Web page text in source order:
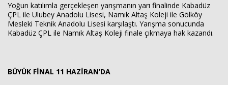
Yoğun katılımla gerçekleşen yarışmanın yarı finalinde Kabadüz
ÇPL ile Ulubey Anadolu Lisesi, Namık Altaş Koleji ile Gölköy
Mesleki Teknik Anadolu Lisesi karşılaştı. Yarışma sonucunda
Kabadüz ÇPL ile Namık Altaş Koleji finale çıkmaya hak kazandı.
BÜYÜK FİNAL 11 HAZİRAN’DA